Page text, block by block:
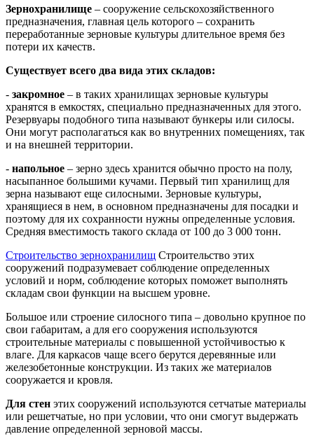
Зернохранилище – сооружение сельскохозяйственного
предназначения, главная цель которого – сохранить
переработанные зерновые культуры длительное время без
потери их качеств.
Существует всего два вида этих складов:
- закромное – в таких хранилищах зерновые культуры
хранятся в емкостях, специально предназначенных для этого.
Резервуары подобного типа называют бункеры или силосы.
Они могут располагаться как во внутренних помещениях, так
и на внешней территории.
- напольное – зерно здесь хранится обычно просто на полу,
насыпанное большими кучами. Первый тип хранилищ для
зерна называют еще силосными. Зерновые культуры,
хранящиеся в нем, в основном предназначены для посадки и
поэтому для их сохранности нужны определенные условия.
Средняя вместимость такого склада от 100 до 3 000 тонн.
Строительство зернохранилищ Строительство этих
сооружений подразумевает соблюдение определенных
условий и норм, соблюдение которых поможет выполнять
складам свои функции на высшем уровне.
Большое или строение силосного типа – довольно крупное по
свои габаритам, а для его сооружения используются
строительные материалы с повышенной устойчивостью к
влаге. Для каркасов чаще всего берутся деревянные или
железобетонные конструкции. Из таких же материалов
сооружается и кровля.
Для стен этих сооружений используются сетчатые материалы
или решетчатые, но при условии, что они смогут выдержать
давление определенной зерновой массы.